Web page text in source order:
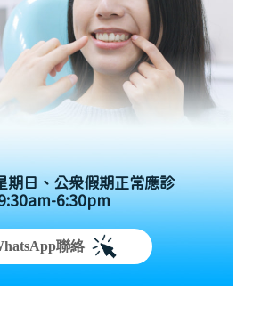
期日、公眾假期正常應診
6:30pm
聯絡